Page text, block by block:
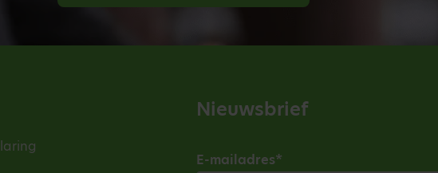
Nieuwsbrief
E-mailadres*